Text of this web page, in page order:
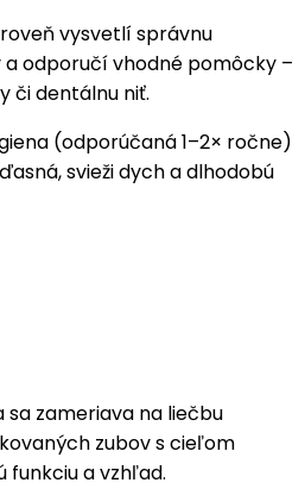
vysvetlí správnu
odporučí vhodné pomôcky –
či dentálnu niť.
(odporúčaná 1–2× ročne)
svieži dych a dlhodobú
zameriava na liečbu
zubov s cieľom
funkciu a vzhľad.